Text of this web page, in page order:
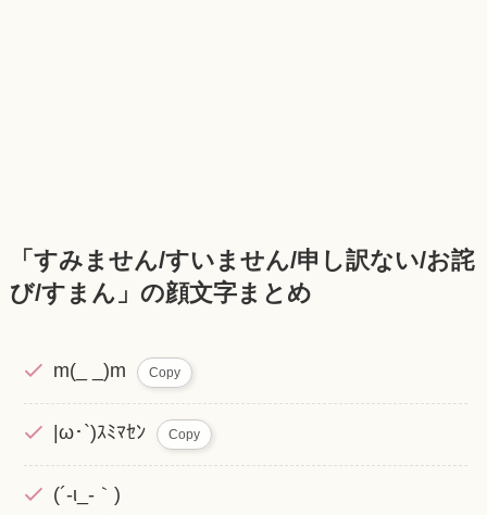
「すみません/すいません/申し訳ない/お詫
び/すまん」の顔文字まとめ
m(_ _)m Copy
|ω･`)ｽﾐﾏｾﾝ Copy
(´-ι_-｀)